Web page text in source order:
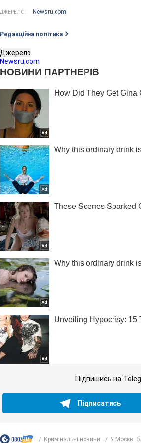
ДЖЕРЕЛО: Newsru.com
Редакційна політика
Джерело
Newsru.com
Підпишись на
Підписатись
Кримінальні новини У Москві